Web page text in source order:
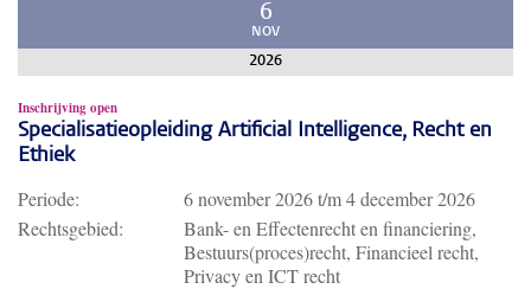
6
NOV
2026
Inschrijving open
Specialisatieopleiding Artificial Intelligence, Recht en
Ethiek
Periode: 6 november 2026t/m4 december 2026
Rechtsgebied:
Bank- en Effectenrecht en financiering,
Bestuurs(proces)recht, Financieel recht,
Privacy en ICT recht